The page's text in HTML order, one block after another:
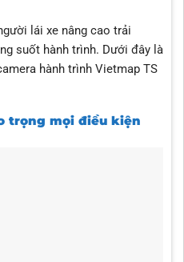
lái xe nâng cao trải
suốt hành trình. Dưới đây là
hành trình Vietmap TS
trọng mọi điều kiện